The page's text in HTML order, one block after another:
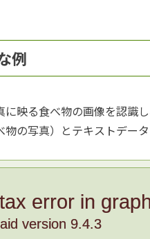
例
映る食べ物の画像を認識
の写真）とテキストデー
error in
version 9.4.3